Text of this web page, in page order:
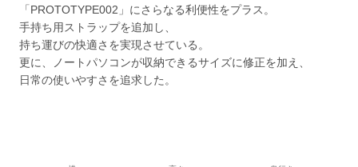
「PROTOTYPE002」にさらなる利便性をプラス。
手持ち用ストラップを追加し、
持ち運びの快適さを実現させている。
更に、ノートパソコンが収納できるサイズに修正を加え、
日常の使いやすさを追求した。